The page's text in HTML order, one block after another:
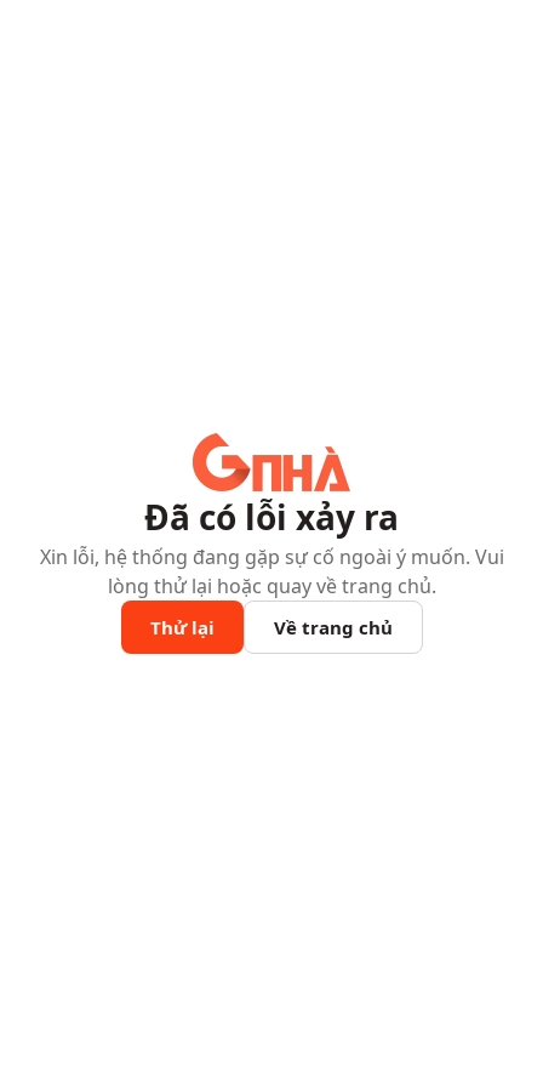
Đã có lỗi xảy ra
Xin lỗi, hệ thống đang gặp sự cố ngoài ý muốn. Vui
lòng thử lại hoặc quay về trang chủ.
Thử lại Về trang chủ